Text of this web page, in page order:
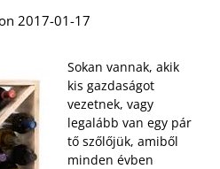
2017-01-17
Sokan vannak, akik
kis gazdaságot
vezetnek, vagy
legalább van egy pár
tő szőlőjük, amiből
minden évben